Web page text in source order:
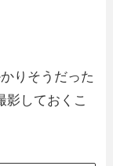
りそうだった
影しておくこ